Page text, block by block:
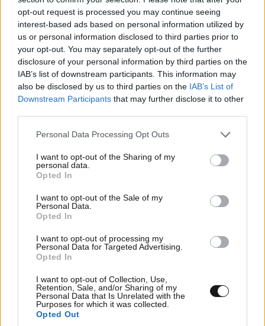
opt-out request is processed you may continue seeing
interest-based ads based on personal information utilized by
us or personal information disclosed to third parties prior to
your opt-out. You may separately opt-out of the further
disclosure of your personal information by third parties on the
IAB’s list of downstream participants. This information may
also be disclosed by us to third parties on the IAB’s List of
Downstream Participants that may further disclose it to other
Please note that this website/app uses one or more Google
not limited to your visit or usage behaviour. You may click to
grant or deny consent to Google and its third-party tags to
use your data for below specified purposes in below Google
consent section.
Personal Data Processing Opt Outs
I want to opt-out of the Sharing of my
personal data.
Opted In
I want to opt-out of the Sale of my
Personal Data.
Opted In
I want to opt-out of processing my
Personal Data for Targeted Advertising.
Opted In
I want to opt-out of Collection, Use,
Retention, Sale, and/or Sharing of my
Personal Data that Is Unrelated with the
Purposes for which it was collected.
Opted Out
αχαριστία των ανθρώπων του χώρου»